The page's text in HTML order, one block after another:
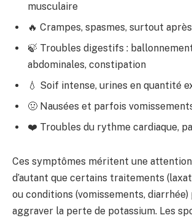
musculaire
🔥 Crampes, spasmes, surtout
🍃 Troubles digestifs :
abdominales, constipation
💧 Soif intense, urines en quantité
🤢 Nausées et parfois
❤️ Troubles du rythme cardiaque,
Ces symptômes méritent une
d’autant que certains traitements
ou conditions (vomissements, diarrhée)
aggraver la perte de potassium. Les